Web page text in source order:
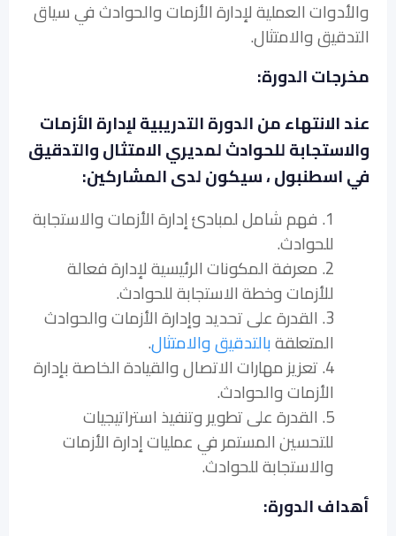
والأدوات العملية لإدارة الأزمات والحوادث في سياق
التدقيق والامتثال.
مخرجات الدورة:
عند الانتهاء من الدورة التدريبية لإدارة الأزمات
والاستجابة للحوادث لمديري الامتثال والتدقيق
في اسطنبول ، سيكون لدى المشاركين:
1. فهم شامل لمبادئ إدارة الأزمات والاستجابة
للحوادث.
2. معرفة المكونات الرئيسية لإدارة فعالة
للأزمات وخطة الاستجابة للحوادث.
3. القدرة على تحديد وإدارة الأزمات والحوادث
المتعلقةبالتدقيق والامتثال.
4. تعزيز مهارات الاتصال والقيادة الخاصة بإدارة
الأزمات والحوادث.
5. القدرة على تطوير وتنفيذ استراتيجيات
للتحسين المستمر في عمليات إدارة الأزمات
والاستجابة للحوادث.
أهداف الدورة: